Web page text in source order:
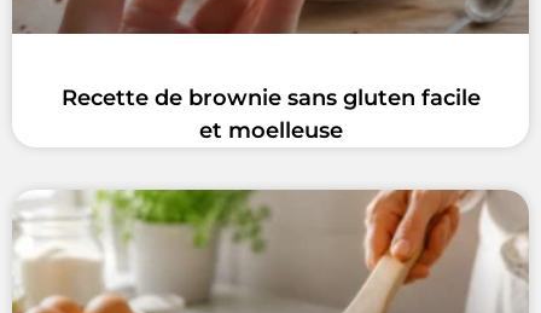
Recette de brownie sans gluten facile
et moelleuse